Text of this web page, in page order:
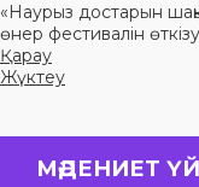
«Наурыз достарын
өнер фестивалін
Қарау
Жүктеу
МӘДЕНИЕТ